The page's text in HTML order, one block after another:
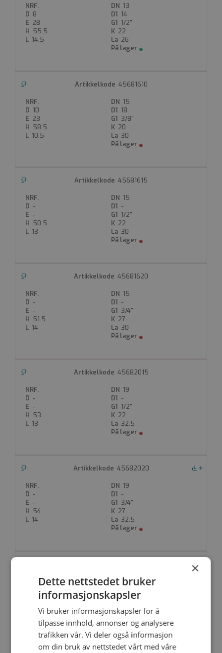
13
8
14
28
1/2"
55.5
22
14.5
26
45681610
15
10
18
23
3/8"
58.5
20
10.5
30
45681615
15
-
-
-
1/2"
50.5
22
13
30
45681620
15
-
-
-
3/4"
51.5
27
14
30
45682015
19
-
-
-
1/2"
53
22
13
32.5
45682020
19
-
-
-
3/4"
54
27
14
32.5
19
13
22.5
41.5
1"
70
18.5
30
×
Dette nettstedet bruker
informasjonskapsler
Vi bruker informasjonskapsler for å
tilpasse innhold, annonser og analysere
trafikken vår. Vi deler også informasjon
om din bruk av nettstedet vårt med våre